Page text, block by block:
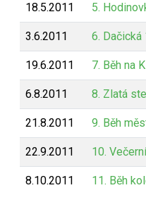
18.5.2011 5.
3.6.2011 6. Dačická
19.6.2011 7. Běh na
6.8.2011 8. Zlatá
21.8.2011 9. Běh
22.9.2011 10.
8.10.2011 11. Běh